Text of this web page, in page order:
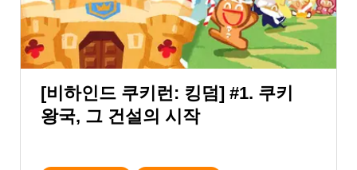
[비하인드 쿠키런: 킹덤] #1. 쿠키
왕국, 그 건설의 시작